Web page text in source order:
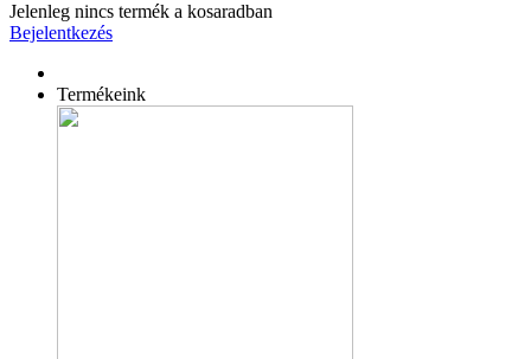
Jelenleg nincs termék a kosaradban
Bejelentkezés
Termékeink